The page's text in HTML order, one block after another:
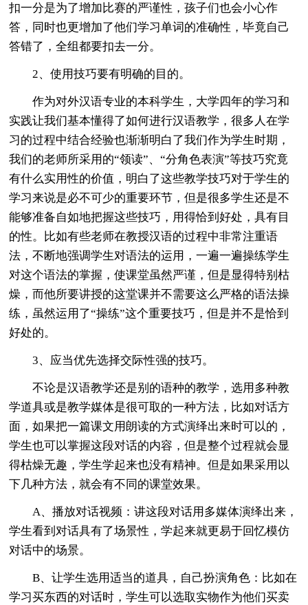
扣一分是为了增加比赛的严谨性，孩子们也会小心作
答，同时也更增加了他们学习单词的准确性，毕竟自己
答错了，全组都要扣去一分。
2、使用技巧要有明确的目的。
作为对外汉语专业的本科学生，大学四年的学习和
实践让我们基本懂得了如何进行汉语教学，很多人在学
习的过程中结合经验也渐渐明白了我们作为学生时期，
我们的老师所采用的“领读”、“分角色表演”等技巧究竟
有什么实用性的价值，明白了这些教学技巧对于学生的
学习来说是必不可少的重要环节，但是很多学生还是不
能够准备自如地把握这些技巧，用得恰到好处，具有目
的性。比如有些老师在教授汉语的过程中非常注重语
法，不断地强调学生对语法的运用，一遍一遍操练学生
对这个语法的掌握，使课堂虽然严谨，但是显得特别枯
燥，而他所要讲授的这堂课并不需要这么严格的语法操
练，虽然运用了“操练”这个重要技巧，但是并不是恰到
好处的。
3、应当优先选择交际性强的技巧。
不论是汉语教学还是别的语种的教学，选用多种教
学道具或是教学媒体是很可取的一种方法，比如对话方
面，如果把一篇课文用朗读的方式演绎出来时可以的，
学生也可以掌握这段对话的内容，但是整个过程就会显
得枯燥无趣，学生学起来也没有精神。但是如果采用以
下几种方法，就会有不同的课堂效果。
A、播放对话视频：讲这段对话用多媒体演绎出来，
学生看到对话具有了场景性，学起来就更易于回忆模仿
对话中的场景。
B、让学生选用适当的道具，自己扮演角色：比如在
学习买东西的对话时，学生可以选取实物作为他们买卖